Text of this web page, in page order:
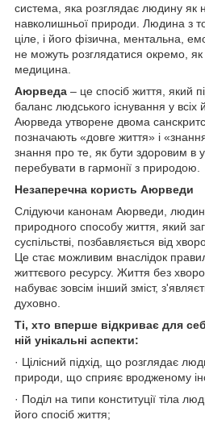
система, яка розглядає людину як
навколишньої природи. Людина з
ціле, і його фізична, ментальна,
не можуть розглядатися окремо,
медицина.
Аюрведа – це спосіб життя, який
баланс людського існування у всіх
Аюрведа утворене двома
позначають «довге життя» і
знання про те, як бути здоровим в
перебувати в гармонії з природою.
Незаперечна користь Аюрведи
Слідуючи канонам Аюрведи,
природного способу життя, який
суспільстві, позбавляється від
Це стає можливим внаслідок
життєвого ресурсу. Життя без
набуває зовсім інший зміст,
духовно.
Ті, хто вперше відкриває для
ній унікальні аспекти:
· Цілісний підхід, що розглядає
природи, що сприяє вродженому
· Поділ на типи конституції тіла
його спосіб життя;